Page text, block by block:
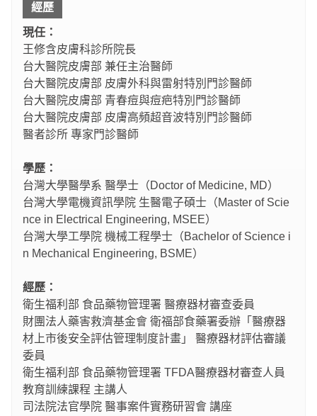
經歷
現任：
王修含皮膚科診所院長
台大醫院皮膚部 兼任主治醫師
台大醫院皮膚部 皮膚外科與雷射特別門診醫師
台大醫院皮膚部 青春痘與痘疤特別門診醫師
台大醫院皮膚部 皮膚高頻超音波特別門診醫師
醫者診所 專家門診醫師
學歷：
台灣大學醫學系 醫學士（Doctor of Medicine, MD）
台灣大學電機資訊學院 生醫電子碩士（Master of Scie
nce in Electrical Engineering, MSEE）
台灣大學工學院 機械工程學士（Bachelor of Science i
n Mechanical Engineering, BSME）
經歷：
衛生福利部 食品藥物管理署 醫療器材審查委員
財團法人藥害救濟基金會 衛福部食藥署委辦「醫療器
材上市後安全評估管理制度計畫」 醫療器材評估審議
委員
衛生福利部 食品藥物管理署 TFDA醫療器材審查人員
教育訓練課程 主講人
司法院法官學院 醫事案件實務研習會 講座